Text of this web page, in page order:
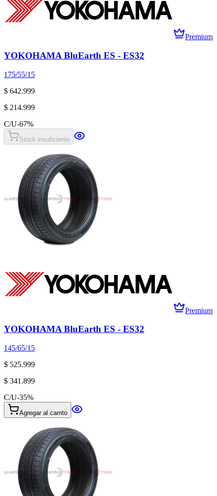
Premium
YOKOHAMA BluEarth ES - ES32
175/55/15
$ 642.999
$ 214.999
C/U-67%
Stock insuficiente
Premium
YOKOHAMA BluEarth ES - ES32
145/65/15
$ 525.999
$ 341.899
C/U-35%
Agregar al carrito